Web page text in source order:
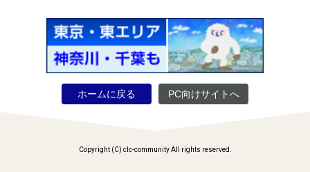
ホームに戻る PC向けサイトへ
Copyright (C) clc-community All rights reserved.